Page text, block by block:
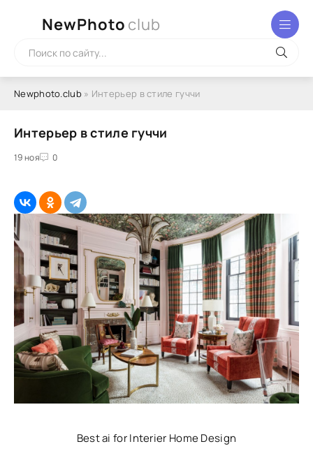
NewPhoto club
Newphoto.club» Интерьер в стиле гуччи
Интерьер в стиле гуччи
19 ноя 0
Best ai for Interier Home Design